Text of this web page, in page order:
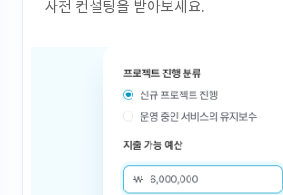
사전 컨설팅을 받아보세요.